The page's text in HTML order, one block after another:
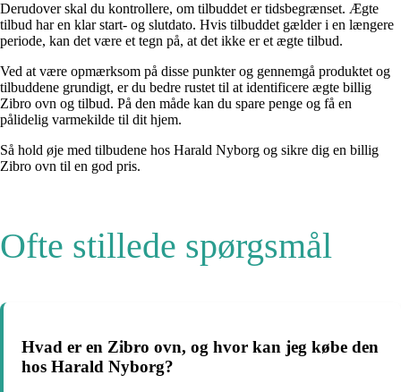
Derudover skal du kontrollere, om tilbuddet er tidsbegrænset. Ægte
tilbud har en klar start- og slutdato. Hvis tilbuddet gælder i en længere
periode, kan det være et tegn på, at det ikke er et ægte tilbud.
Ved at være opmærksom på disse punkter og gennemgå produktet og
tilbuddene grundigt, er du bedre rustet til at identificere ægte billig
Zibro ovn og tilbud. På den måde kan du spare penge og få en
pålidelig varmekilde til dit hjem.
Så hold øje med tilbudene hos Harald Nyborg og sikre dig en billig
Zibro ovn til en god pris.
Ofte stillede spørgsmål
Hvad er en Zibro ovn, og hvor kan jeg købe den
hos Harald Nyborg?